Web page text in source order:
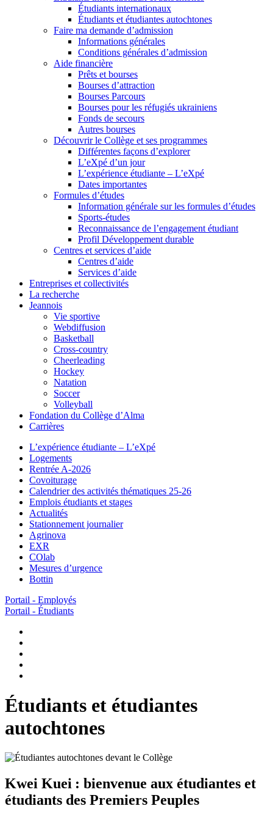
Étudiants internationaux
Étudiants et étudiantes autochtones
Faire ma demande d’admission
Informations générales
Conditions générales d’admission
Aide financière
Prêts et bourses
Bourses d’attraction
Bourses Parcours
Bourses pour les réfugiés ukrainiens
Fonds de secours
Autres bourses
Découvrir le Collège et ses programmes
Différentes façons d’explorer
L’eXpé d’un jour
L’expérience étudiante – L’eXpé
Dates importantes
Formules d’études
Information générale sur les formules d’études
Sports-études
Reconnaissance de l’engagement étudiant
Profil Développement durable
Centres et services d’aide
Centres d’aide
Services d’aide
Entreprises et collectivités
La recherche
Jeannois
Vie sportive
Webdiffusion
Basketball
Cross-country
Cheerleading
Hockey
Natation
Soccer
Volleyball
Fondation du Collège d’Alma
Carrières
L’expérience étudiante – L’eXpé
Logements
Rentrée A-2026
Covoiturage
Calendrier des activités thématiques 25-26
Emplois étudiants et stages
Actualités
Stationnement journalier
Agrinova
EXR
COlab
Mesures d’urgence
Bottin
Portail - Employés
Portail - Étudiants
Étudiants et étudiantes
autochtones
Kwei Kuei : bienvenue aux étudiantes et
étudiants des Premiers Peuples